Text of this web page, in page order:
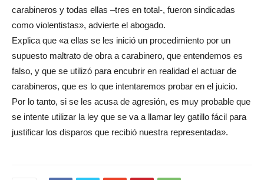
carabineros y todas ellas –tres en total-, fueron sindicadas
como violentistas», advierte el abogado.
Explica que «a ellas se les inició un procedimiento por un
supuesto maltrato de obra a carabinero, que entendemos es
falso, y que se utilizó para encubrir en realidad el actuar de
carabineros, que es lo que intentaremos probar en el juicio.
Por lo tanto, si se les acusa de agresión, es muy probable que
se intente utilizar la ley que se va a llamar ley gatillo fácil para
justificar los disparos que recibió nuestra representada».